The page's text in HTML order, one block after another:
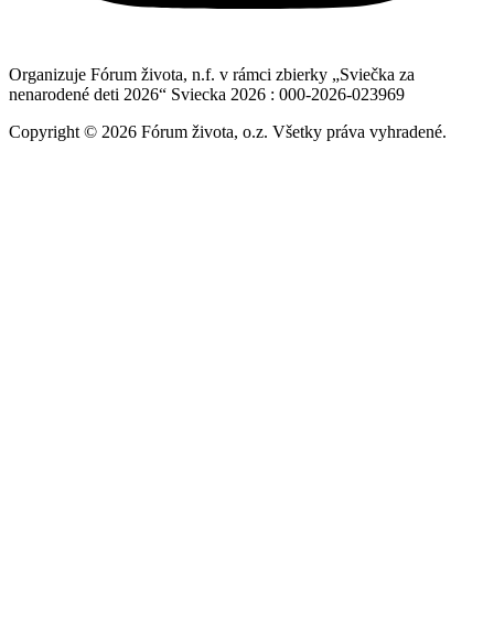
Organizuje Fórum života, n.f. v rámci zbierky „Sviečka za
nenarodené deti 2026“ Sviecka 2026 : 000-2026-023969
Copyright © 2026 Fórum života, o.z. Všetky práva vyhradené.